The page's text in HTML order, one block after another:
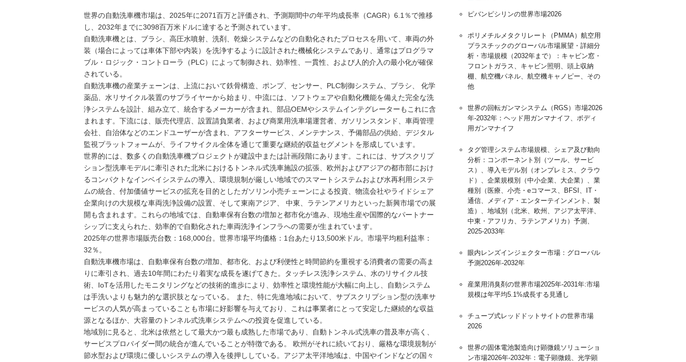
世界の自動洗車機市場は、2025年に2071百万と評価され、予測期間中の年平均成長率（CAGR）6.1％で推移
し、2032年までに3098百万米ドルに達すると予測されています。
自動洗車機とは、ブラシ、高圧水噴射、洗剤、乾燥システムなどの自動化されたプロセスを用いて、車両の外
装（場合によっては車体下部や内装）を洗浄するように設計された機械化システムであり、通常はプログラマ
ブル・ロジック・コントローラ（PLC）によって制御され、効率性、一貫性、および人的介入の最小化が確保
されている。
自動洗車機の産業チェーンは、上流において鉄骨構造、ポンプ、センサー、PLC制御システム、ブラシ、 化学
薬品、水リサイクル装置のサプライヤーから始まり、中流には、ソフトウェアや自動化機能を備えた完全な洗
浄システムを設計、組み立て、統合するメーカーが含まれ、部品OEMやシステムインテグレーターもこれに含
まれます。下流には、販売代理店、設置請負業者、および商業用洗車場運営者、ガソリンスタンド、車両管理
会社、自治体などのエンドユーザーが含まれ、アフターサービス、メンテナンス、予備部品の供給、デジタル
監視プラットフォームが、ライフサイクル全体を通じて重要な継続的収益セグメントを形成しています。
世界的には、数多くの自動洗車機プロジェクトが建設中または計画段階にあります。これには、サブスクリプ
ション型洗車モデルに牽引された北米におけるトンネル式洗車施設の拡張、欧州およびアジアの都市部におけ
るコンパクトなインベイシステムの導入、環境規制が厳しい地域でのスマートシステムおよび水再利用システ
ムの統合、付加価値サービスの拡充を目的としたガソリン小売チェーンによる投資、物流会社やライドシェア
企業向けの大規模な車両洗浄設備の設置、そして東南アジア、 中東、ラテンアメリカといった新興市場での展
開も含まれます。これらの地域では、自動車保有台数の増加と都市化が進み、現地生産や国際的なパートナー
シップに支えられた、効率的で自動化された車両洗浄インフラへの需要が生まれています。
2025年の世界市場販売台数：168,000台。世界市場平均価格：1台あたり13,500米ドル。市場平均粗利益率：
32％。
自動洗車機市場は、自動車保有台数の増加、都市化、および利便性と時間節約を重視する消費者の需要の高ま
りに牽引され、過去10年間にわたり着実な成長を遂げてきた。タッチレス洗浄システム、水のリサイクル技
術、IoTを活用したモニタリングなどの技術的進歩により、効率性と環境性能が大幅に向上し、自動システム
は手洗いよりも魅力的な選択肢となっている。 また、特に先進地域において、サブスクリプション型の洗車サ
ービスの人気が高まっていることも市場に好影響を与えており、これは事業者にとって安定した継続的な収益
源となるほか、大容量のトンネル式洗車システムへの投資を促進している。
地域別に見ると、北米は依然として最大かつ最も成熟した市場であり、自動トンネル式洗車の普及率が高く、
サービスプロバイダー間の統合が進んでいることが特徴である。 欧州がそれに続いており、厳格な環境規制が
節水型および環境に優しいシステムの導入を後押ししている。アジア太平洋地域は、中国やインドなどの国々
ピバンピシリンの世界市場2026
ポリメチルメタクリレート（PMMA）航空用
プラスチックのグローバル市場展望・詳細分
析・市場規模（2032年まで）：キャビン窓・
フロントガラス、キャビン照明、頭上収納
棚、航空機パネル、航空機キャノピー、その
他
世界の回転ガンマシステム（RGS）市場2026
年-2032年：ヘッド用ガンマナイフ、ボディ
用ガンマナイフ
タグ管理システム市場規模、シェア及び動向
分析：コンポーネント別（ツール、サービ
ス）、導入モデル別（オンプレミス、クラウ
ド）、企業規模別（中小企業、大企業）、業
種別（医療、小売・eコマース、BFSI、IT・
通信、メディア・エンターテインメント、製
造）、地域別（北米、欧州、アジア太平洋、
中東・アフリカ、ラテンアメリカ）予測、
2025-2033年
眼内レンズインジェクター市場：グローバル
予測2026年-2032年
産業用消臭剤の世界市場2025年-2031年:市場
規模は年平均5.1%成長する見通し
チューブ式レッドドットサイトの世界市場
2026
世界の固体電池製造向け顕微鏡ソリューショ
ン市場2026年-2032年：電子顕微鏡、光学顕